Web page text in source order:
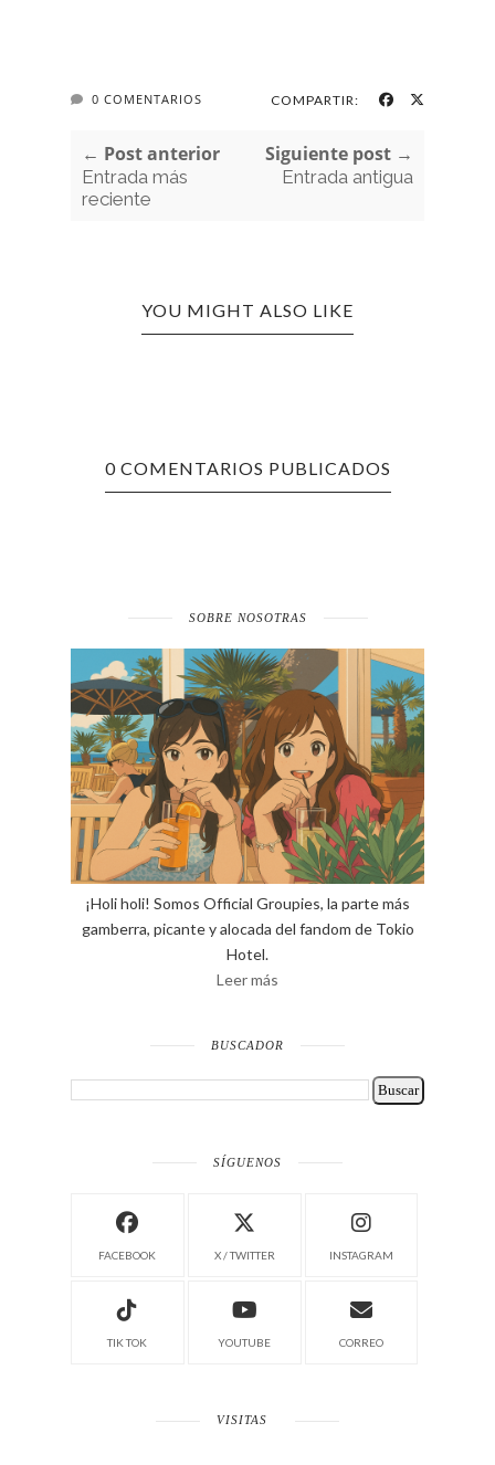
0 COMENTARIOS COMPARTIR:
← Post anterior
Entrada más
reciente
Siguiente post →
Entrada antigua
YOU MIGHT ALSO LIKE
0 COMENTARIOS PUBLICADOS
SOBRE NOSOTRAS
¡Holi holi! Somos Official Groupies, la parte más
gamberra, picante y alocada del fandom de Tokio
Hotel.
Leer más
BUSCADOR
SÍGUENOS
FACEBOOK X / TWITTER INSTAGRAM
TIK TOK YOUTUBE CORREO
VISITAS